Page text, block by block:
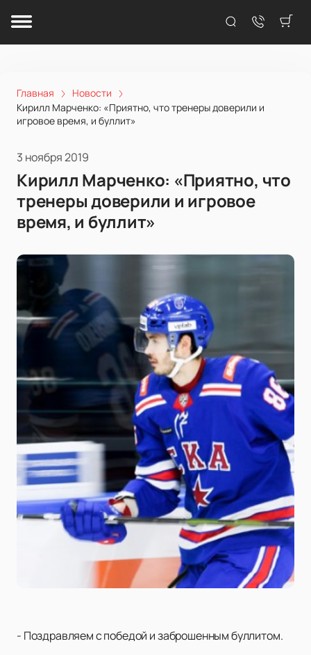
Главная
Новости
Кирилл Марченко: «Приятно, что тренеры доверили и
игровое время, и буллит»
3 ноября 2019
Кирилл Марченко: «Приятно, что
тренеры доверили и игровое
время, и буллит»
- Поздравляем с победой и заброшенным буллитом.